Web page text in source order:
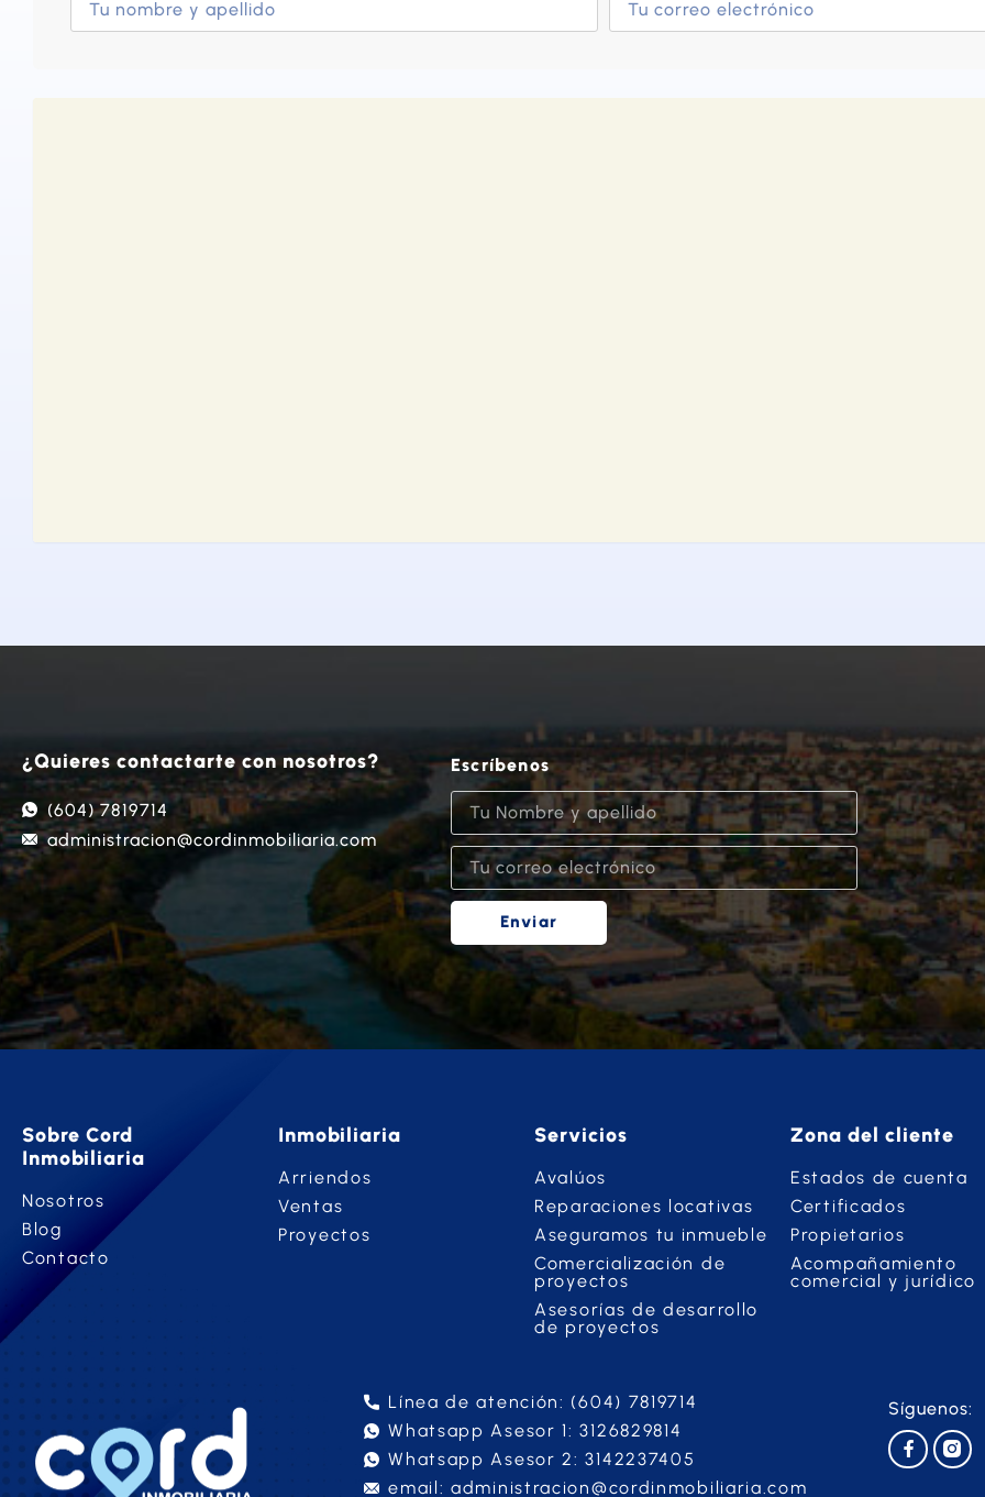
¿Quieres contactarte con nosotros?
(604) 7819714
administracion@cordinmobiliaria.com
Escríbenos
Enviar
Sobre Cord
Inmobiliaria
Nosotros
Blog
Contacto
Inmobiliaria
Arriendos
Ventas
Proyectos
Servicios
Avalúos
Reparaciones locativas
Aseguramos tu inmueble
Comercialización de
proyectos
Asesorías de desarrollo
de proyectos
Zona del cliente
Estados de cuenta
Certificados
Propietarios
Acompañamiento
comercial y jurídico
Línea de atención: (604) 7819714
Whatsapp Asesor 1: 3126829814
Whatsapp Asesor 2: 3142237405
email: administracion@cordinmobiliaria.com
Síguenos: